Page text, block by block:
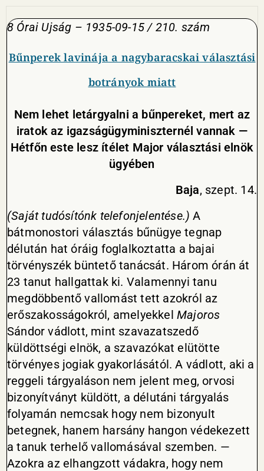
8 Órai Ujság – 1935-09-15 / 210. szám
Bűnperek lavinája a nagybaracskai választási
botrányok miatt
Nem lehet letárgyalni a bűnpereket, mert az
iratok az igazságügyminiszternél vannak —
Hétfőn este lesz ítélet Major választási elnök
ügyében
Baja, szept. 14.
(Saját tudósítónk telefonjelentése.)A
bátmonostori választás bűnügye tegnap
délután hat óráig foglalkoztatta a bajai
törvényszék büntető tanácsát. Három órán át
23 tanut hallgattak ki. Valamennyi tanu
megdöbbentő vallomást tett azokról az
erőszakosságokról, amelyekkel Majoros
Sándor vádlott, mint szavazatszedő
küldöttségi elnök, a szavazókat elütötte
törvényes jogiak gyakorlásától. A vádlott, aki a
reggeli tárgyaláson nem jelent meg, orvosi
bizonyítványt küldött, a délutáni tárgyalás
folyamán nemcsak hogy nem bizonyult
betegnek, hanem harsány hangon védekezett
a tanuk terhelő vallomásával szemben. —
Azokra az elhangzott vádakra, hogy nem